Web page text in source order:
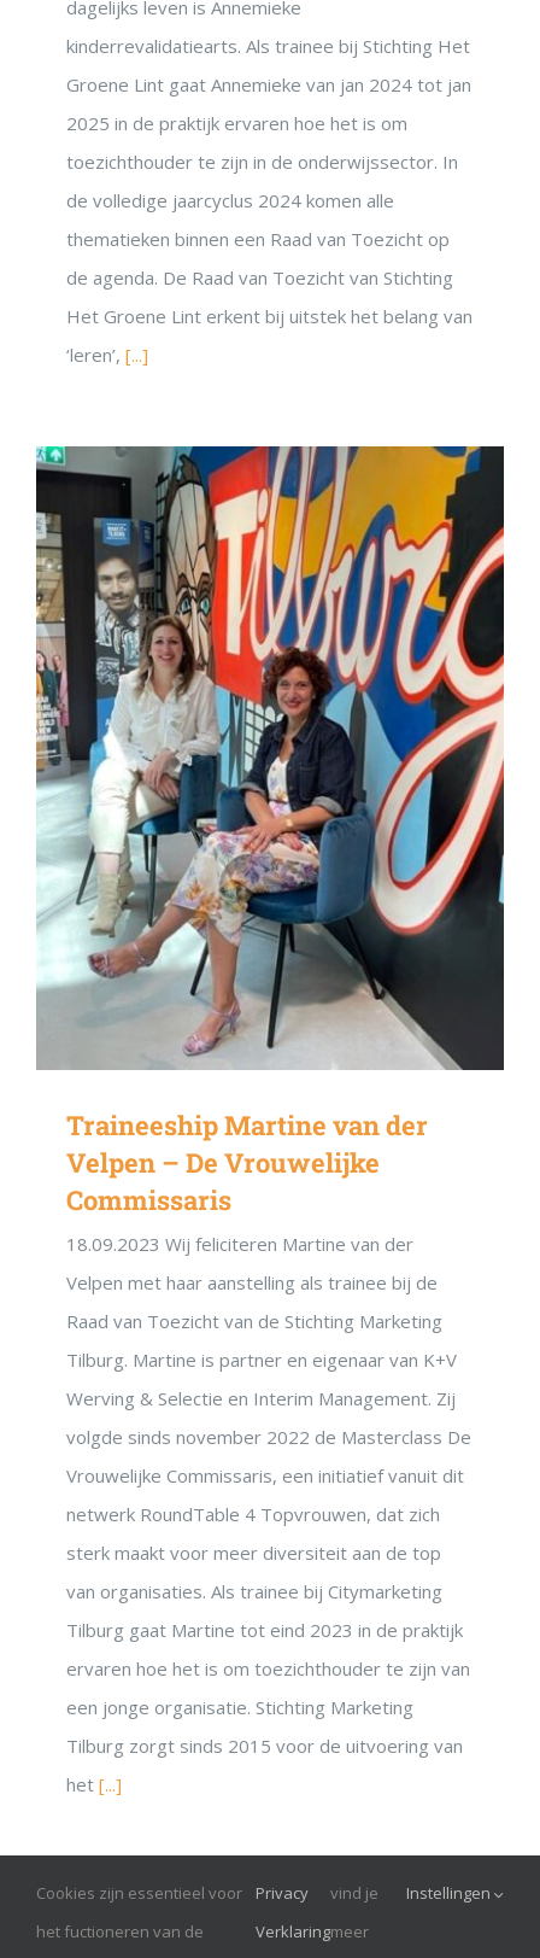
dagelijks leven is Annemieke
kinderrevalidatiearts. Als trainee bij Stichting Het
Groene Lint gaat Annemieke van jan 2024 tot jan
2025 in de praktijk ervaren hoe het is om
toezichthouder te zijn in de onderwijssector. In
de volledige jaarcyclus 2024 komen alle
thematieken binnen een Raad van Toezicht op
de agenda. De Raad van Toezicht van Stichting
Het Groene Lint erkent bij uitstek het belang van
‘leren’, [...]
Traineeship Martine van der
Velpen – De Vrouwelijke
Commissaris
18.09.2023 Wij feliciteren Martine van der
Velpen met haar aanstelling als trainee bij de
Raad van Toezicht van de Stichting Marketing
Tilburg. Martine is partner en eigenaar van K+V
Werving & Selectie en Interim Management. Zij
volgde sinds november 2022 de Masterclass De
Vrouwelijke Commissaris, een initiatief vanuit dit
netwerk RoundTable 4 Topvrouwen, dat zich
sterk maakt voor meer diversiteit aan de top
van organisaties. Als trainee bij Citymarketing
Tilburg gaat Martine tot eind 2023 in de praktijk
ervaren hoe het is om toezichthouder te zijn van
een jonge organisatie. Stichting Marketing
Tilburg zorgt sinds 2015 voor de uitvoering van
het [...]
Cookies zijn essentieel voor
het fuctioneren van de
Privacy
Verklaring
vind je
meer
Instellingen